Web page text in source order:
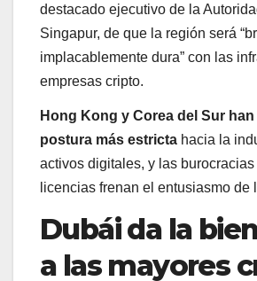
destacado ejecutivo de la
Singapur, de que la región será
implacablemente dura” con las
empresas cripto.
Hong Kong y Corea del Sur
postura más estricta hacia la
activos digitales, y las
licencias frenan el entusiasmo de
Dubái da la
a las mayores